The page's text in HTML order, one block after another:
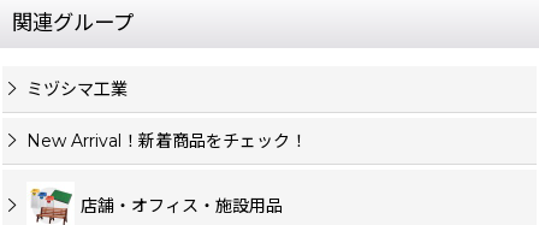
関連グループ
ミヅシマ工業
New Arrival！新着商品をチェック！
店舗・オフィス・施設用品